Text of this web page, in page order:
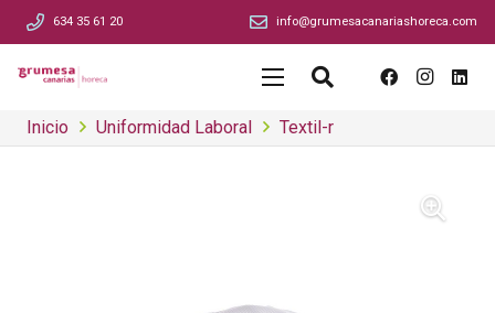
634 35 61 20 info@grumesacanariashoreca.com
Inicio Uniformidad Laboral Textil-r